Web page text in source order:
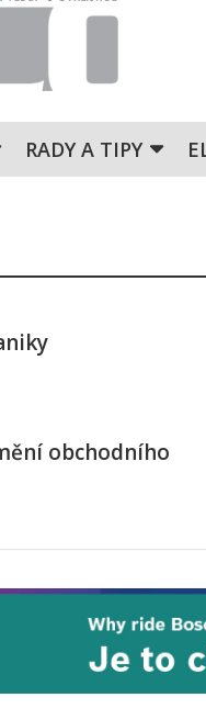
RADY A TIPY
obchodního